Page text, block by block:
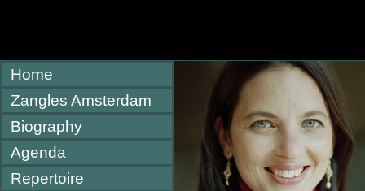
Home
Zangles Amsterdam
Biography
Agenda
Repertoire